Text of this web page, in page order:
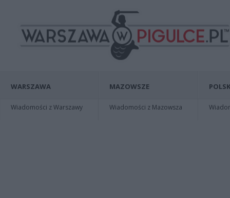
WARSZAWA
Wiadomości z Warszawy
MAZOWSZE
Wiadomości z Mazowsza